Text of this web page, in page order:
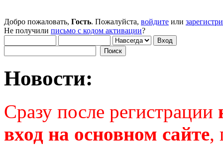
Добро пожаловать, Гость. Пожалуйста, войдите или
Не получили письмо с кодом активации?
Новости:
Сразу после регистрации
вход на основном сайте,